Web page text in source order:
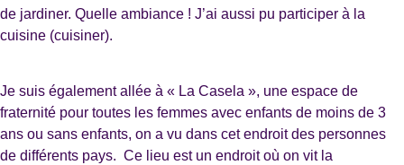
de jardiner. Quelle ambiance ! J’ai aussi pu participer à la
cuisine (cuisiner).
Je suis également allée à « La Casela », une espace de
fraternité pour toutes les femmes avec enfants de moins de 3
ans ou sans enfants, on a vu dans cet endroit des personnes
de différents pays. Ce lieu est un endroit où on vit la